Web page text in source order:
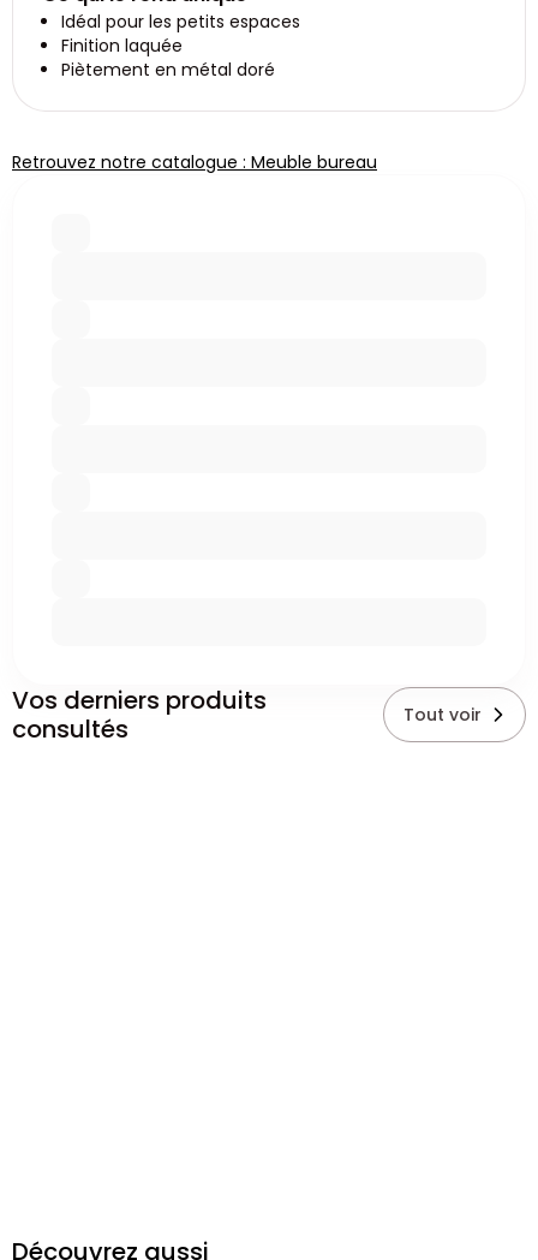
Idéal pour les petits espaces
Finition laquée
Piètement en métal doré
Retrouvez notre catalogue : Meuble bureau
Vos derniers produits
consultés
Tout voir
Découvrez aussi